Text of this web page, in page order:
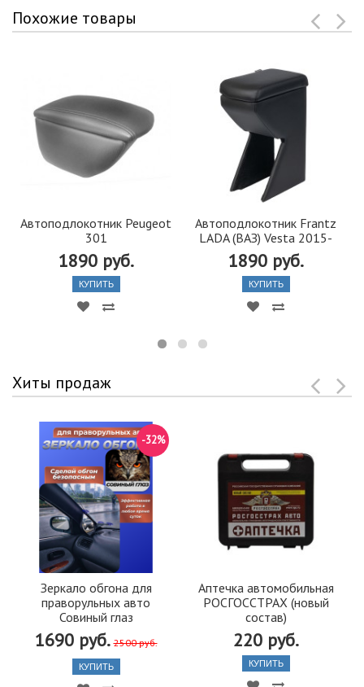
Похожие товары
Автоподлокотник Peugeot
301
1890 руб.
КУПИТЬ
Автоподлокотник Frantz
LADA (ВАЗ) Vesta 2015-
1890 руб.
КУПИТЬ
Хиты продаж
Зеркало обгона для
праворульных авто
Совиный глаз
1690 руб. 2500 руб.
-32%
КУПИТЬ
Аптечка автомобильная
РОСГОССТРАХ (новый
состав)
220 руб.
КУПИТЬ